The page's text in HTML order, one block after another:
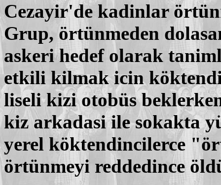
Cezayir'de kadinlar
Grup, örtünmeden
askeri hedef olarak
etkili kilmak icin
liseli kizi otobüs
kiz arkadasi ile sokakta
yerel köktendincilerce
örtünmeyi reddedince